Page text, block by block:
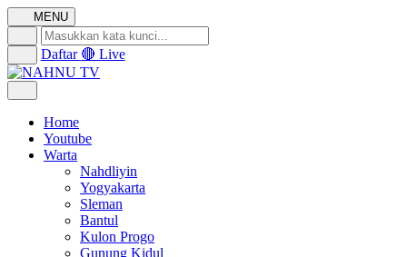
MENU
Daftar 🔴 Live
Home
Youtube
Warta
Nahdliyin
Yogyakarta
Sleman
Bantul
Kulon Progo
Gunung Kidul